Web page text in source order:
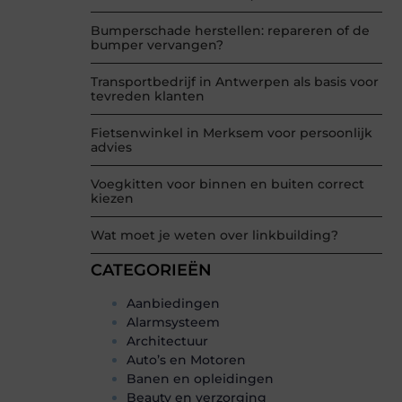
Bumperschade herstellen: repareren of de
bumper vervangen?
Transportbedrijf in Antwerpen als basis voor
tevreden klanten
Fietsenwinkel in Merksem voor persoonlijk
advies
Voegkitten voor binnen en buiten correct
kiezen
Wat moet je weten over linkbuilding?
CATEGORIEËN
Aanbiedingen
Alarmsysteem
Architectuur
Auto’s en Motoren
Banen en opleidingen
Beauty en verzorging